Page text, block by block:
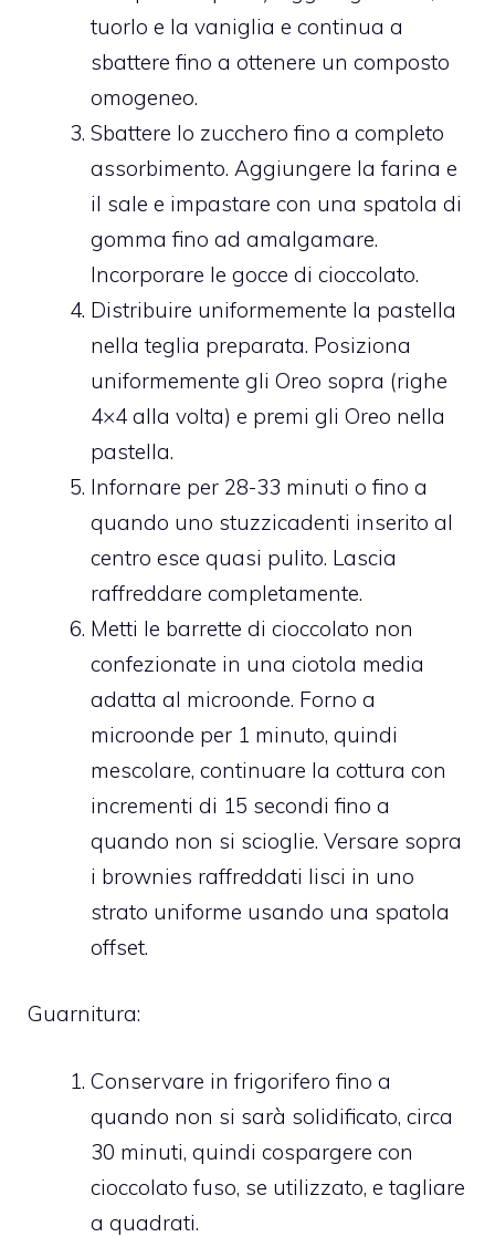
tuorlo e la vaniglia e continua a
sbattere fino a ottenere un composto
omogeneo.
Sbattere lo zucchero fino a completo
assorbimento. Aggiungere la farina e
il sale e impastare con una spatola di
gomma fino ad amalgamare.
Incorporare le gocce di cioccolato.
Distribuire uniformemente la pastella
nella teglia preparata. Posiziona
uniformemente gli Oreo sopra (righe
4×4 alla volta) e premi gli Oreo nella
pastella.
Infornare per 28-33 minuti o fino a
quando uno stuzzicadenti inserito al
centro esce quasi pulito. Lascia
raffreddare completamente.
Metti le barrette di cioccolato non
confezionate in una ciotola media
adatta al microonde. Forno a
microonde per 1 minuto, quindi
mescolare, continuare la cottura con
incrementi di 15 secondi fino a
quando non si scioglie. Versare sopra
i brownies raffreddati lisci in uno
strato uniforme usando una spatola
offset.
Guarnitura:
Conservare in frigorifero fino a
quando non si sarà solidificato, circa
30 minuti, quindi cospargere con
cioccolato fuso, se utilizzato, e tagliare
a quadrati.